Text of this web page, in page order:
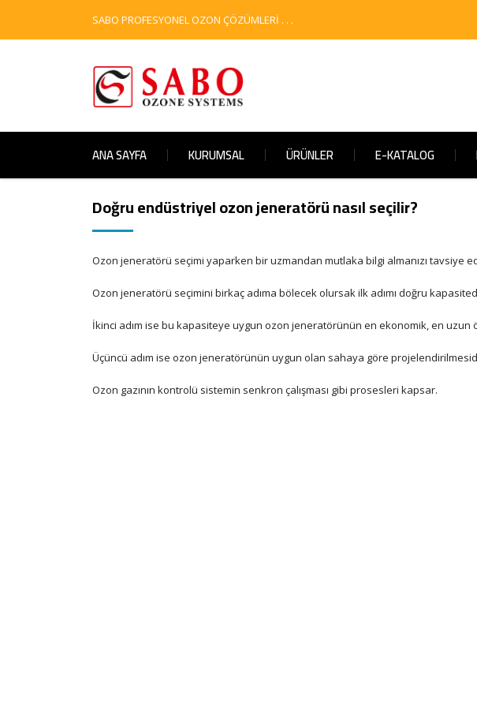
SABO PROFESYONEL OZON ÇÖZÜMLERİ . . .
ANA SAYFA KURUMSAL ÜRÜNLER E-KATALOG
Doğru endüstriyel ozon jeneratörü nasıl seçilir?
Ozon jeneratörü seçimi yaparken bir uzmandan mutlaka bilgi almanızı tavsiye
Ozon jeneratörü seçimini birkaç adıma bölecek olursak ilk adımı doğru
İkinci adım ise bu kapasiteye uygun ozon jeneratörünün en ekonomik, en
Üçüncü adım ise ozon jeneratörünün uygun olan sahaya göre
Ozon gazının kontrolü sistemin senkron çalışması gibi prosesleri kapsar.